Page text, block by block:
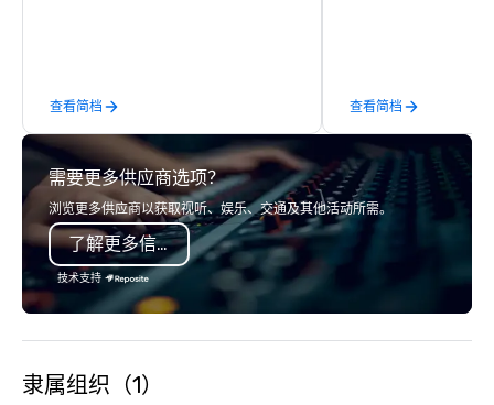
查看简档
years of industry
commitment to
service set us apart.
smart, reliable
make the end-user
seamless from start to
查看简档
需要更多供应商选项？
浏览更多供应商以获取视听、娱乐、交通及其他活动所需。
了解更多信息
技术支持
隶属组织（1）